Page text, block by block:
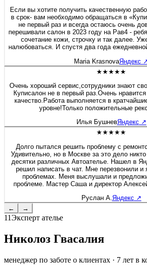
Если вы хотите получить качественную
в срок- вам необходимо обращаться в
не первый раз и всегда остаюсь очень
перешивали салон в 2023 году на Рав4 -
сочетание кожи, строчку и так далее.
налюбоваться. И спустя два года
на Солярисе. Здесь работают
Maria KrasnovaЯндекс
★★★★★
Очень хороший сервис,сотрудники знают
Куписалон не в первый раз.Очень
качество.Работа выполняется в
уровне!Только положительные
Илья БушневЯндекс ↗
★★★★★
Долго пытался решить проблему с
Удивительно, но в Москве за это дело
десятки различных Автоателье. Нашел в
решил написать в чат. Мне перезвонили и я
проблемах. Меня выслушали и
проблеме. Мастер Саша и директор Алексей вместе решили это
вовлечен в работу, помогал своим
позвонил, чтобы узнать результат. Купи салон - профессионалы! К
Руслан А. Яндекс ↗
←
→
11Эксперт ателье
Николоз Гвасалия
менеджер по заботе о клиентах · 7 лет в